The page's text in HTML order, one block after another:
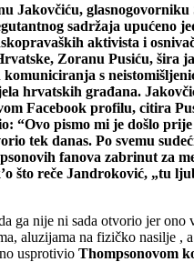
Jakovčiću, glasnogovorniku
sadržaja upućeno
aktivista i
Zoranu Pusiću, šira
s
hrvatskih građana.
Facebook profilu, citira
“Ovo pismo mi je došlo prije
tek danas. Po svemu
fanova zabrinut za
što reče Jandroković, „tu
ga nije ni sada otvorio jer ono
aluzijama na fizičko nasilje ,
usprotivio Thompsonovom